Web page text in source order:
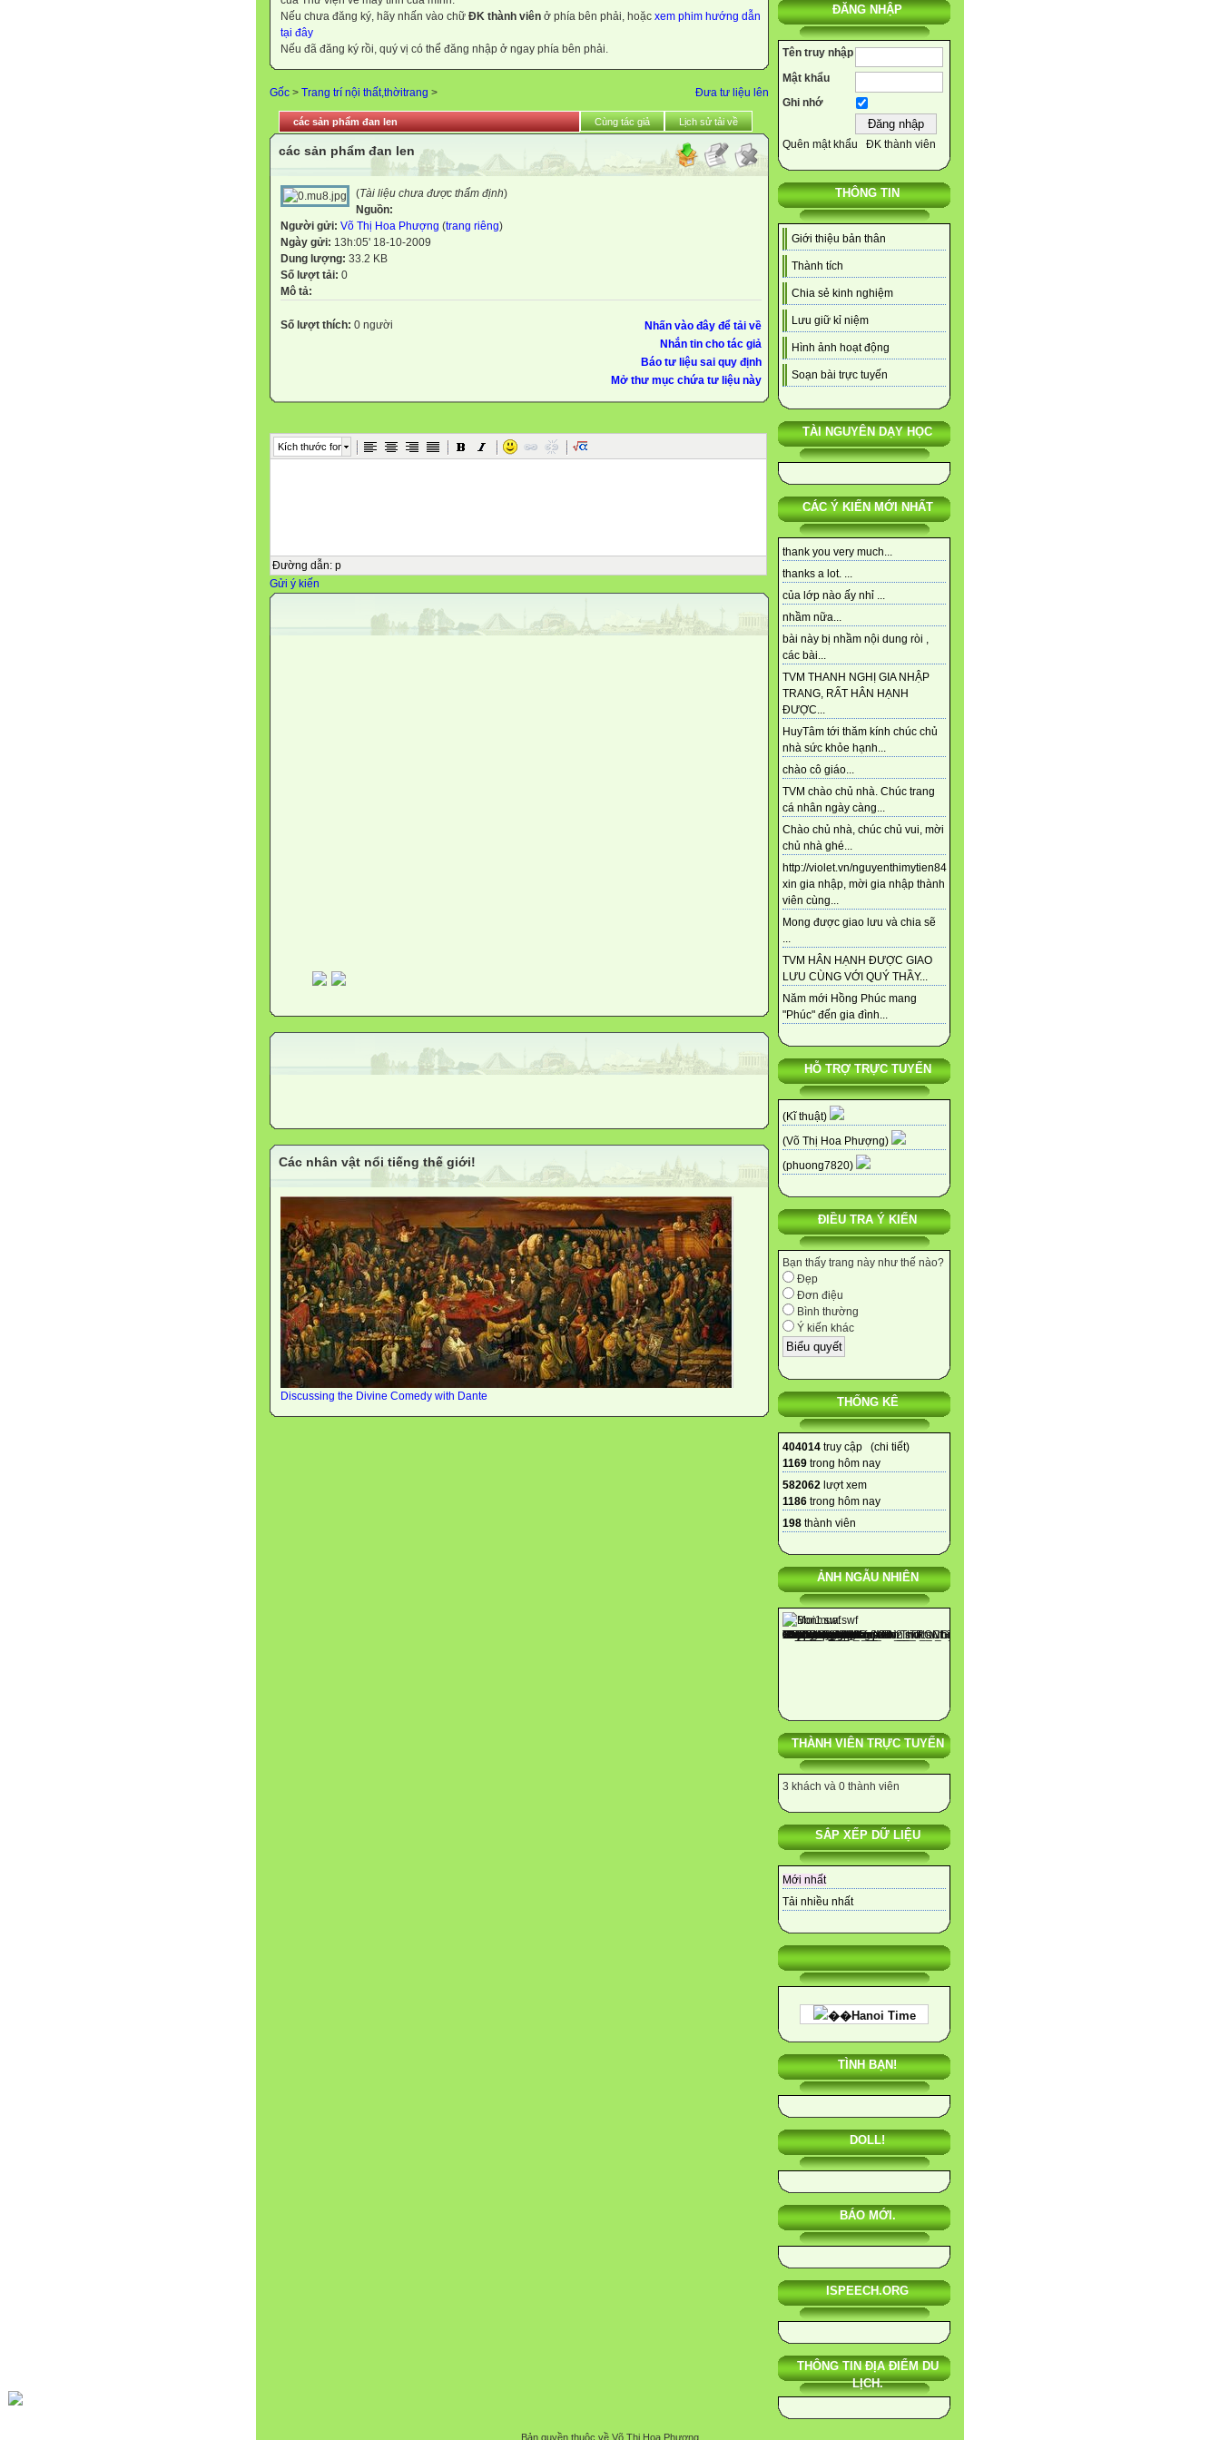
ĐĂNG NHẬP
Tên truy nhập
Mật khẩu
Ghi nhớ
Quên mật khẩu ĐK thành viên
THÔNG TIN
Giới thiệu bản thân
Thành tích
Chia sẻ kinh nghiệm
Lưu giữ kỉ niệm
Hình ảnh hoạt động
Soạn bài trực tuyến
TÀI NGUYÊN DẠY HỌC
CÁC Ý KIẾN MỚI NHẤT
thank you very much...
thanks a lot. ...
của lớp nào ấy nhỉ ...
nhầm nữa...
bài này bị nhầm nội dung ròi ,
các bài...
TVM THANH NGHỊ GIA NHẬP
TRANG, RẤT HÂN HẠNH
ĐƯỢC...
HuyTâm tới thăm kính chúc chủ
nhà sức khỏe hạnh...
chào cô giáo...
TVM chào chủ nhà. Chúc trang
cá nhân ngày càng...
Chào chủ nhà, chúc chủ vui, mời
chủ nhà ghé...
http://violet.vn/nguyenthimytien84
xin gia nhập, mời gia nhập thành
viên cùng...
Mong được giao lưu và chia sẽ
...
TVM HÂN HẠNH ĐƯỢC GIAO
LƯU CÙNG VỚI QUÝ THẦY...
Năm mới Hồng Phúc mang
"Phúc" đến gia đình...
HỖ TRỢ TRỰC TUYẾN
(Kĩ thuật)
(Võ Thị Hoa Phượng)
(phuong7820)
ĐIỀU TRA Ý KIẾN
Bạn thấy trang này như thế nào?
Đẹp
Đơn điệu
Bình thường
Ý kiến khác
THỐNG KÊ
404014 truy cập (chi tiết)
1169 trong hôm nay
582062 lượt xem
1186 trong hôm nay
198 thành viên
ẢNH NGẪU NHIÊN
THÀNH VIÊN TRỰC TUYẾN
3 khách và 0 thành viên
SẮP XẾP DỮ LIỆU
Mới nhất
Tải nhiều nhất
��Hanoi Time
TÌNH BẠN!
DOLL!
BÁO MỚI.
ISPEECH.ORG
THÔNG TIN ĐỊA ĐIỂM DU
LỊCH.
Nếu chưa đăng ký, hãy nhấn vào chữ ĐK thành viên ở phía bên phải, hoặc xem phim hướng dẫn
tại đây
Nếu đã đăng ký rồi, quý vị có thể đăng nhập ở ngay phía bên phải.
Đưa tư liệu lên
Gốc > Trang trí nội thất,thờitrang >
các sản phẩm đan len Cùng tác giả Lịch sử tải về
các sản phẩm đan len
(Tài liệu chưa được thẩm định)
Nguồn:
Người gửi: Võ Thị Hoa Phượng (trang riêng)
Ngày gửi: 13h:05' 18-10-2009
Dung lượng: 33.2 KB
Số lượt tải: 0
Mô tả:
Nhấn vào đây để tải về
Nhắn tin cho tác giả
Báo tư liệu sai quy định
Mở thư mục chứa tư liệu này
Số lượt thích: 0 người
Kích thước font
Đường dẫn: p
Gửi ý kiến
Các nhân vật nổi tiếng thế giới!
Discussing the Divine Comedy with Dante
Bản quyền thuộc về Võ Thị Hoa Phượng